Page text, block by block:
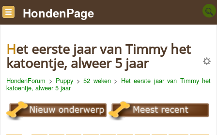
HondenPage
Het eerste jaar van Timmy het
katoentje, alweer 5 jaar
HondenForum > Puppy > 52 weken> Het eerste jaar van Timmy het
katoentje, alweer 5 jaar